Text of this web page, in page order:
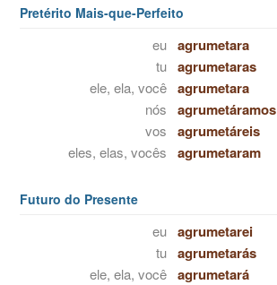
Pretérito Mais-que-Perfeito
eu agrumetara
tu agrumetaras
ele, ela, você agrumetara
nós agrumetáramos
vos agrumetáreis
eles, elas, vocês agrumetaram
Futuro do Presente
eu agrumetarei
tu agrumetarás
ele, ela, você agrumetará